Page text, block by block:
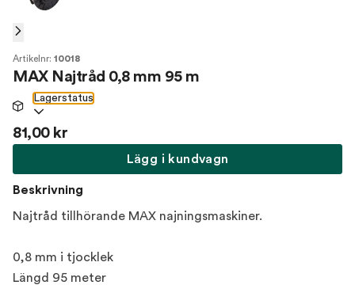
Artikelnr: 10018
MAX Najtråd 0,8 mm 95 m
Lagerstatus
81,00 kr
Lägg i kundvagn
Beskrivning
Najtråd tillhörande MAX najningsmaskiner.
0,8 mm i tjocklek
Längd 95 meter